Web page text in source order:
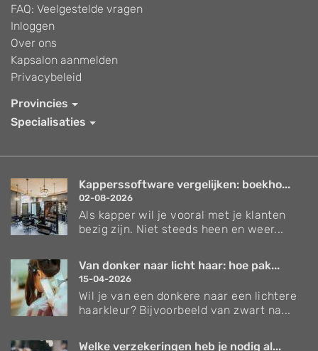
FAQ: Veelgestelde vragen
Inloggen
Over ons
Kapsalon aanmelden
Privacybeleid
Provincies
Specialisaties
Kapperssoftware vergelijken: boekho...
02-08-2026
Als kapper wil je vooral met je klanten
bezig zijn. Niet steeds heen en weer...
Van donker naar licht haar: hoe pak...
15-04-2026
Wil je van een donkere naar een lichtere
haarkleur? Bijvoorbeeld van zwart na...
Welke verzekeringen heb je nodig al...